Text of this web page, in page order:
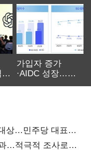
가입자 증가
·AIDC 성장…
상…민주당 대표로
…적극적 조사로